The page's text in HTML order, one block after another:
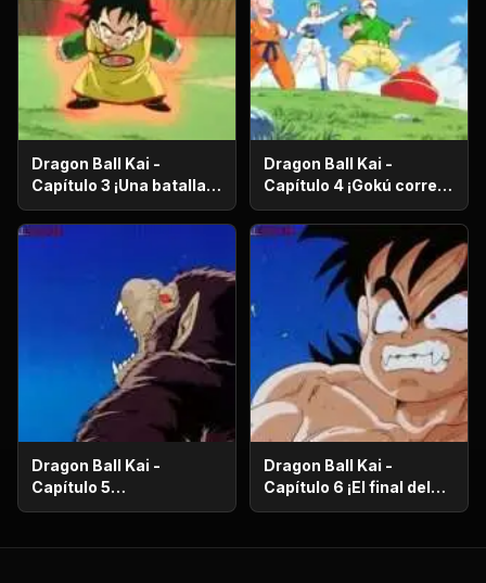
Dragon Ball Kai -
Capítulo 3 ¡Una batalla
de vida o muerte! ¡El
ataque desesperado de
Dragon Ball Kai -
Capítulo 4 ¡Gokú corre
en el más allá! ¡El
camino de la serpiente
de un millón de
kilómetros!
Dragon Ball Kai -
Capítulo 5
¡Supervivencia en el
luna llena despierta a
Dragon Ball Kai -
Capítulo 6 ¡El final del
camino de la serpiente!
Kaio-Sama!